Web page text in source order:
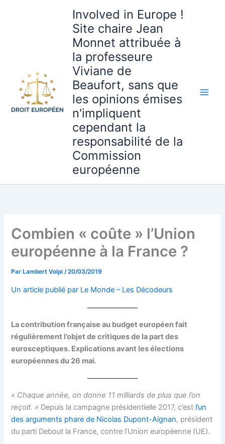
Involved in Europe !
Site chaire Jean
Monnet attribuée à
la professeure
Viviane de
Beaufort, sans que
les opinions émises
n'impliquent
cependant la
responsabilité de la
Commission
européenne
Combien « coûte » l’Union
européenne à la France ?
Par Lambert Volpi/20/03/2019
Un article publié par Le Monde – Les Décodeurs
La contribution française au budget européen fait
régulièrement l’objet de critiques de la part des
eurosceptiques. Explications avant les élections
européennes du 26 mai.
« Chaque année, on donne 11 milliards de plus que l’on
reçoit. » Depuis la campagne présidentielle 2017, c’est l’un
des arguments phare de Nicolas Dupont-Aignan, président
du parti Debout la France, contre l’Union européenne (UE).